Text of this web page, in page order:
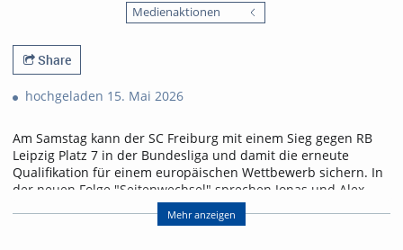
Medienaktionen
Share
hochgeladen 15. Mai 2026
Am Samstag kann der SC Freiburg mit einem Sieg gegen RB
Leipzig Platz 7 in der Bundesliga und damit die erneute
Qualifikation für einem europäischen Wettbewerb sichern. In
der neuen Folge "Seitenwechsel" sprechen Jonas und Alex
über das letzte Heimspiel der Saison und einen Leih-
Mehr anzeigen